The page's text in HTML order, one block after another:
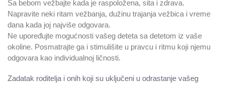
Sa bebom vežbajte kada je raspoložena, sita i zdrava.
Napravite neki ritam vežbanja, dužinu trajanja vežbica i vreme
dana kada joj najviše odgovara.
Ne upoređujte mogućnosti vašeg deteta sa detetom iz vaše
okoline. Posmatrajte ga i stimulišite u pravcu i ritmu koji njemu
odgovara kao individualnoj ličnosti.
Zadatak roditelja i onih koji su uključeni u odrastanje vašeg